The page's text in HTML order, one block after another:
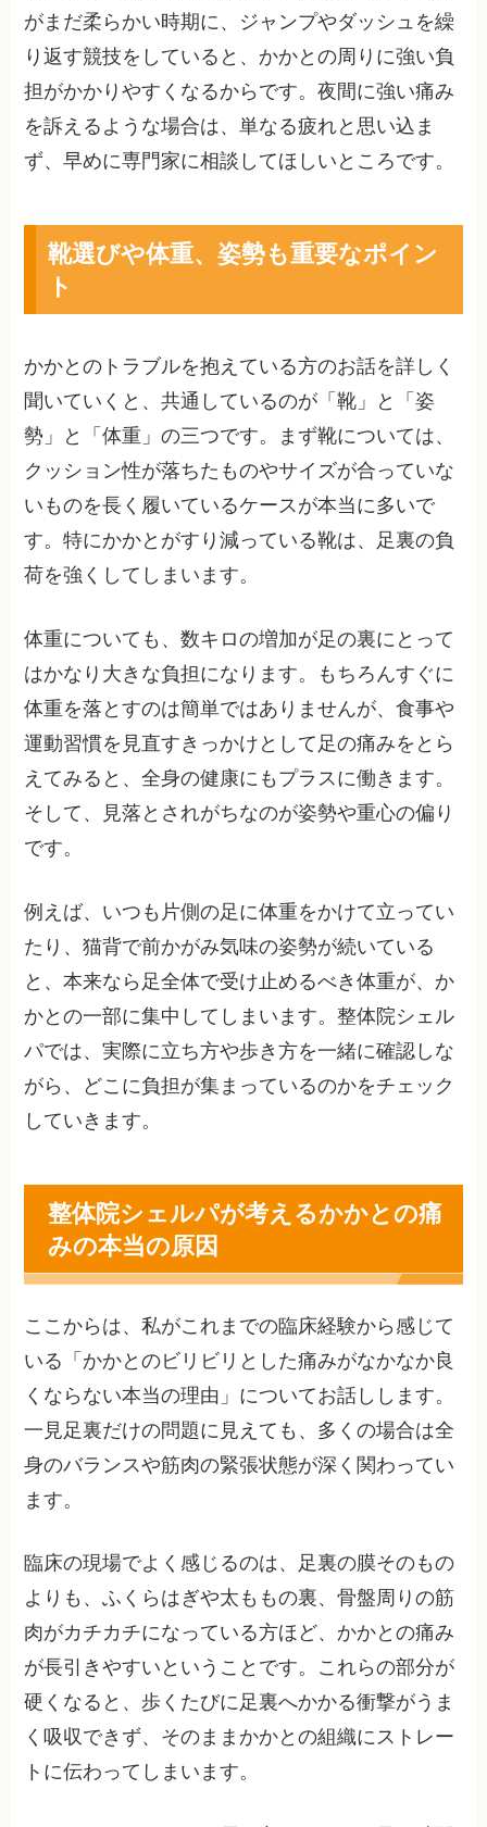
がまだ柔らかい時期に、ジャンプやダッシュを繰
り返す競技をしていると、かかとの周りに強い負
担がかかりやすくなるからです。夜間に強い痛み
を訴えるような場合は、単なる疲れと思い込ま
ず、早めに専門家に相談してほしいところです。
靴選びや体重、姿勢も重要なポイン
ト
かかとのトラブルを抱えている方のお話を詳しく
聞いていくと、共通しているのが「靴」と「姿
勢」と「体重」の三つです。まず靴については、
クッション性が落ちたものやサイズが合っていな
いものを長く履いているケースが本当に多いで
す。特にかかとがすり減っている靴は、足裏の負
荷を強くしてしまいます。
体重についても、数キロの増加が足の裏にとって
はかなり大きな負担になります。もちろんすぐに
体重を落とすのは簡単ではありませんが、食事や
運動習慣を見直すきっかけとして足の痛みをとら
えてみると、全身の健康にもプラスに働きます。
そして、見落とされがちなのが姿勢や重心の偏り
です。
例えば、いつも片側の足に体重をかけて立ってい
たり、猫背で前かがみ気味の姿勢が続いている
と、本来なら足全体で受け止めるべき体重が、か
かとの一部に集中してしまいます。整体院シェル
パでは、実際に立ち方や歩き方を一緒に確認しな
がら、どこに負担が集まっているのかをチェック
していきます。
整体院シェルパが考えるかかとの痛
みの本当の原因
ここからは、私がこれまでの臨床経験から感じて
いる「かかとのビリビリとした痛みがなかなか良
くならない本当の理由」についてお話しします。
一見足裏だけの問題に見えても、多くの場合は全
身のバランスや筋肉の緊張状態が深く関わってい
ます。
臨床の現場でよく感じるのは、足裏の膜そのもの
よりも、ふくらはぎや太ももの裏、骨盤周りの筋
肉がカチカチになっている方ほど、かかとの痛み
が長引きやすいということです。これらの部分が
硬くなると、歩くたびに足裏へかかる衝撃がうま
く吸収できず、そのままかかとの組織にストレー
トに伝わってしまいます。